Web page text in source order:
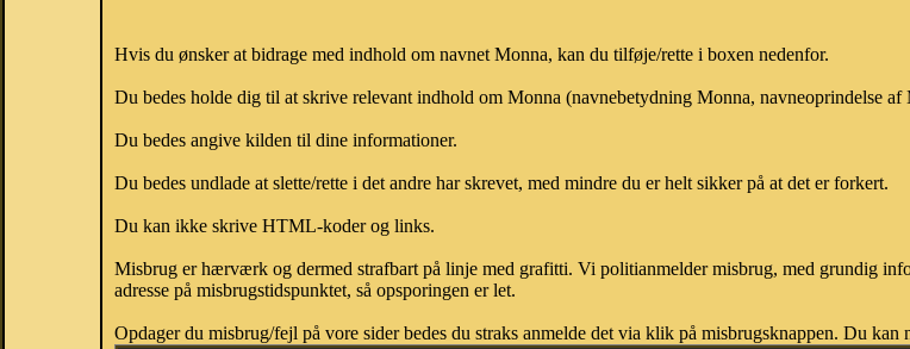
Hvis du ønsker at bidrage med indhold om navnet Monna, kan du tilføje/rette i boxen nedenfor.
Du bedes holde dig til at skrive relevant indhold om Monna (navnebetydning Monna, navneoprindelse af
Du bedes angive kilden til dine informationer.
Du bedes undlade at slette/rette i det andre har skrevet, med mindre du er helt sikker på at det er forkert.
Du kan ikke skrive HTML-koder og links.
Misbrug er hærværk og dermed strafbart på linje med grafitti. Vi politianmelder misbrug, med grundig
adresse på misbrugstidspunktet, så opsporingen er let.
Opdager du misbrug/fejl på vore sider bedes du straks anmelde det via klik på misbrugsknappen. Du kan